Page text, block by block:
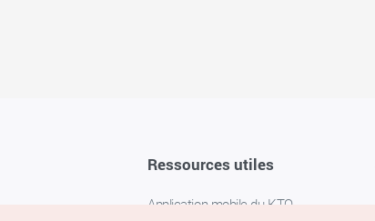
Ressources utiles
Application mobile du KTO